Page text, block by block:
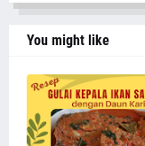
You might like